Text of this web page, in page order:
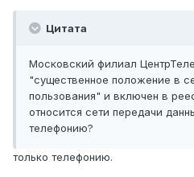
Цитата
Московский филиал
"существенное положение в
пользования" и включен в
относится сети передачи
телефонию?
только телефонию.